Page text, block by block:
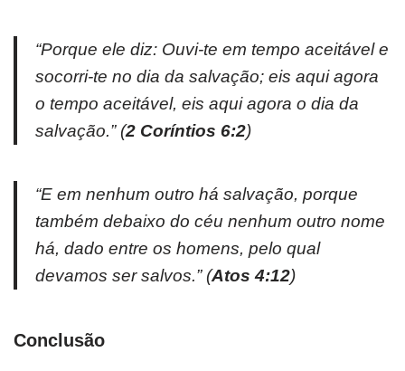
“Porque ele diz: Ouvi-te em tempo aceitável e
socorri-te no dia da salvação; eis aqui agora
o tempo aceitável, eis aqui agora o dia da
salvação.”(2 Coríntios 6:2)
“E em nenhum outro há salvação, porque
também debaixo do céu nenhum outro nome
há, dado entre os homens, pelo qual
devamos ser salvos.”(Atos 4:12)
Conclusão